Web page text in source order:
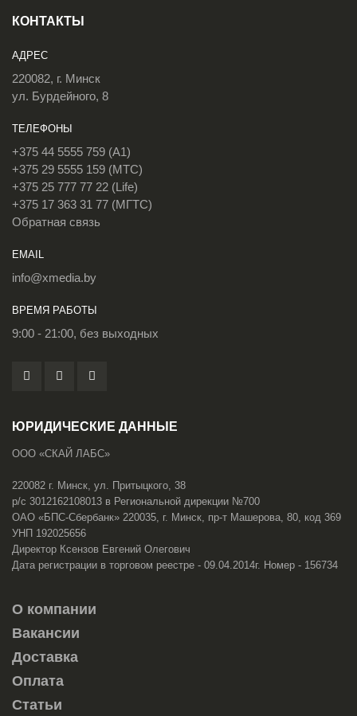
КОНТАКТЫ
АДРЕС
220082, г. Минск
ул. Бурдейного, 8
ТЕЛЕФОНЫ
+375 44 5555 759 (A1)
+375 29 5555 159 (МТС)
+375 25 777 77 22 (Life)
+375 17 363 31 77 (МГТС)
Обратная связь
EMAIL
info@xmedia.by
ВРЕМЯ РАБОТЫ
9:00 - 21:00, без выходных
ЮРИДИЧЕСКИЕ ДАННЫЕ
ООО «СКАЙ ЛАБС»
220082 г. Минск, ул. Притыцкого, 38
р/с 3012162108013 в Региональной дирекции №700
ОАО «БПС-Сбербанк» 220035, г. Минск, пр-т Машерова, 80, код 369
УНП 192025656
Директор Ксензов Евгений Олегович
Дата регистрации в торговом реестре - 09.04.2014г. Номер - 156734
О компании
Вакансии
Доставка
Оплата
Статьи